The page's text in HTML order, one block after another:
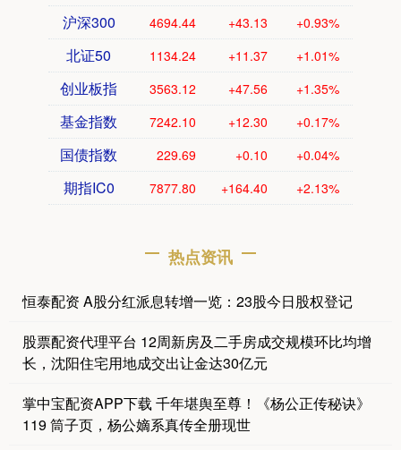
沪深300 4694.44 +43.13 +0.93%
北证50 1134.24 +11.37 +1.01%
创业板指 3563.12 +47.56 +1.35%
基金指数 7242.10 +12.30 +0.17%
国债指数 229.69 +0.10 +0.04%
期指IC0 7877.80 +164.40 +2.13%
热点资讯
恒泰配资 A股分红派息转增一览：23股今日股权登记
股票配资代理平台 12周新房及二手房成交规模环比均增
长，沈阳住宅用地成交出让金达30亿元
掌中宝配资APP下载 千年堪舆至尊！《杨公正传秘诀》
119 筒子页，杨公嫡系真传全册现世